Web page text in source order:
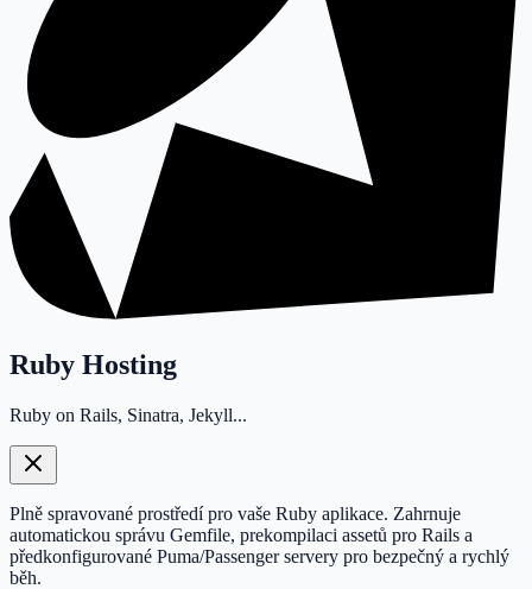
Ruby Hosting
Ruby on Rails, Sinatra, Jekyll...
Plně spravované prostředí pro vaše Ruby aplikace. Zahrnuje
automatickou správu Gemfile, prekompilaci assetů pro Rails a
předkonfigurované Puma/Passenger servery pro bezpečný a rychlý
běh.